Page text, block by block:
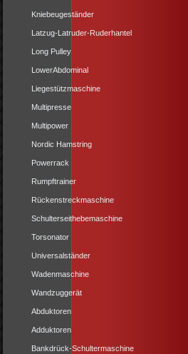
Kniebeugeständer
Latzug-Latruder-Ruderhantel
Long Pulley
LowerAbdominal
Liegestützmaschine
Multipresse
Multipower
Nordic Hamstring
Powerrack
Rumpftrainer
Rückenstreckmaschine
Schulterseithebemaschine
Torsonator
Universalständer
Wadenmaschine
Wandzuggerät
Abduktoren
Adduktoren
Bankdrück-Schultermaschine